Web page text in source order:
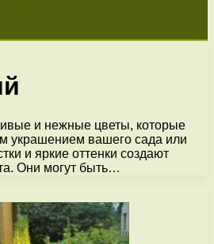
и нежные цветы, которые
украшением вашего сада или
и яркие оттенки создают
Они могут быть…